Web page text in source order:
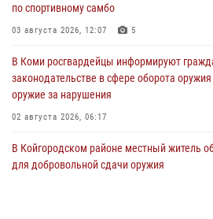
по спортивному самбо
03 августа 2026, 12:07 5
В Коми росгвардейцы информируют
законодательстве в сфере оборота
оружие за нарушения
02 августа 2026, 06:17
В Койгородском районе местный житель
для добровольной сдачи оружия